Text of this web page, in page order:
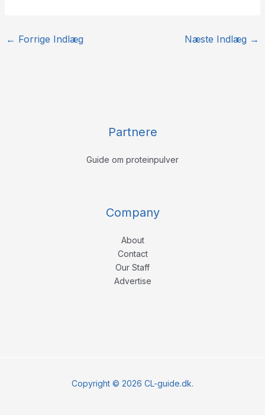
← Forrige Indlæg Næste Indlæg →
Partnere
Guide om proteinpulver
Company
About
Contact
Our Staff
Advertise
Copyright © 2026 CL-guide.dk.